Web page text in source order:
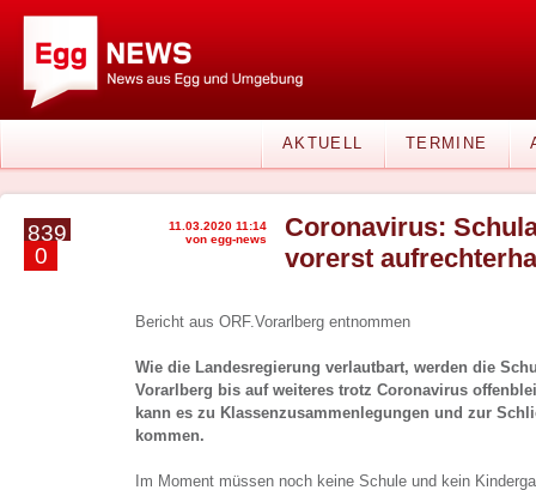
AKTUELL TERMINE
839
0
11.03.2020 11:14
von egg-news
Coronavirus:
vorerst
Bericht aus ORF.Vorarlberg entnommen
Wie die Landesregierung verlautbart, werden die
Vorarlberg bis auf weiteres trotz Coronavirus
kann es zu Klassenzusammenlegungen und zur
kommen.
Im Moment müssen noch keine Schule und kein